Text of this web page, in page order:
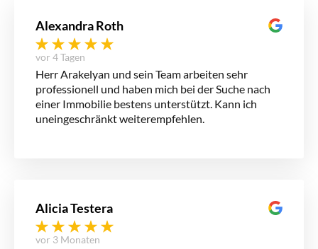
Alexandra Roth
vor 4 Tagen
Herr Arakelyan und sein Team arbeiten sehr
professionell und haben mich bei der Suche nach
einer Immobilie bestens unterstützt. Kann ich
uneingeschränkt weiterempfehlen.
Alicia Testera
vor 3 Monaten